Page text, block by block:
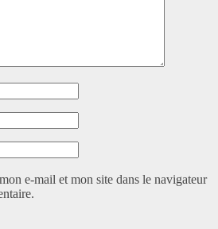
e-mail et mon site dans le navigateur